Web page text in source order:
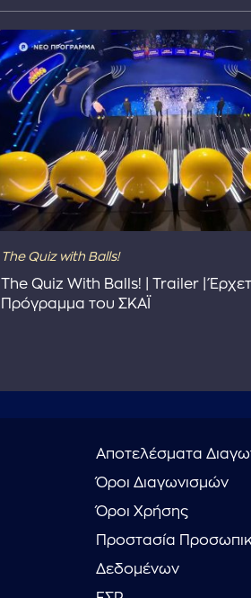
The Quiz with Balls!
The Quiz With Balls! | Trailer |
Πρόγραμμα του ΣΚΑΪ
Αποτελέσματα
Όροι Διαγωνισμών
Όροι Χρήσης
Προστασία
Δεδομένων